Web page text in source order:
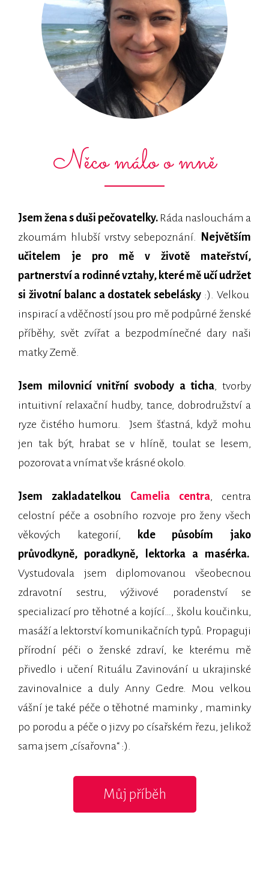
Něco málo o mně
Jsem žena s duši pečovatelky. Ráda naslouchám a
zkoumám hlubší vrstvy sebepoznání.
Největším
učitelem je pro mě v životě mateřství,
partnerství a rodinné vztahy, které mě učí udržet
si životní balanc a dostatek sebelásky :). Velkou
inspirací a vděčností jsou pro mě podpůrné ženské
příběhy, svět zvířat a bezpodmínečné dary naši
matky Země.
Jsem milovnicí vnitřní svobody a ticha , tvorby
intuitivní relaxační hudby, tance, dobrodružství a
ryze čistého humoru. Jsem šťastná, když mohu
jen tak být, hrabat se v hlíně, toulat se lesem,
pozorovat a vnímat vše krásné okolo.
Jsem zakladatelkou Camelia centra, centra
celostní péče a osobního rozvoje pro ženy všech
věkových kategorií,
kde působím jako
průvodkyně, poradkyně, lektorka a masérka.
Vystudovala jsem diplomovanou všeobecnou
zdravotní sestru, výživové poradenství se
specializací pro těhotné a kojící…, školu koučinku,
masáží a lektorství komunikačních typů. Propaguji
přírodní péči o ženské zdraví, ke kterému mě
přivedlo i učení Rituálu Zavinování u ukrajinské
zavinovalnice a duly Anny Gedre. Mou velkou
vášní je také péče o těhotné maminky , maminky
po porodu a péče o jizvy po císařském řezu, jelikož
sama jsem „císařovna“ :).
Můj příběh